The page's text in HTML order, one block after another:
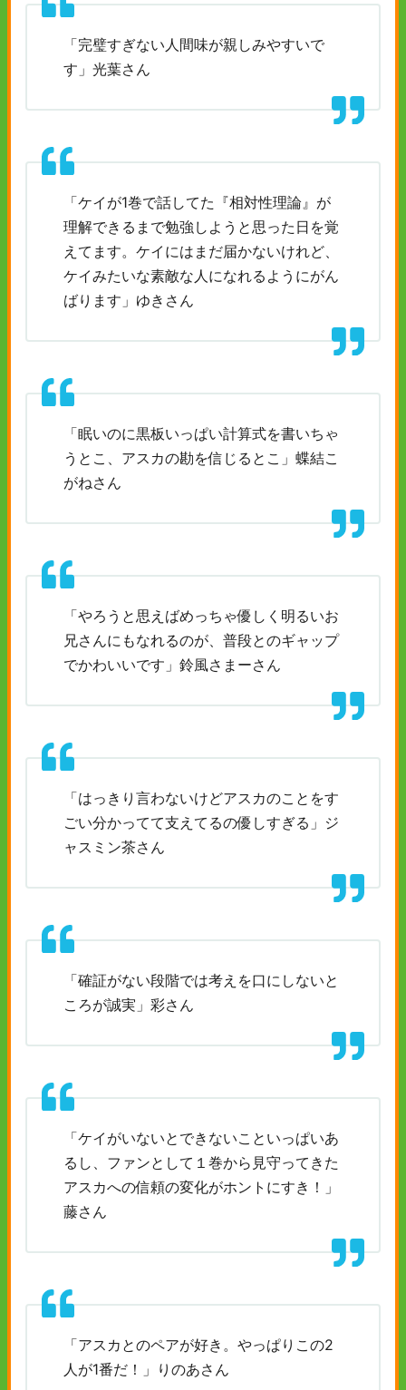
「完璧すぎない人間味が親しみやすいで
す」光葉さん
「ケイが1巻で話してた『相対性理論』が
理解できるまで勉強しようと思った日を覚
えてます。ケイにはまだ届かないけれど、
ケイみたいな素敵な人になれるようにがん
ばります」ゆきさん
「眠いのに黒板いっぱい計算式を書いちゃ
うとこ、アスカの勘を信じるとこ」蝶結こ
がねさん
「やろうと思えばめっちゃ優しく明るいお
兄さんにもなれるのが、普段とのギャップ
でかわいいです」鈴風さまーさん
「はっきり言わないけどアスカのことをす
ごい分かってて支えてるの優しすぎる」ジ
ャスミン茶さん
「確証がない段階では考えを口にしないと
ころが誠実」彩さん
「ケイがいないとできないこといっぱいあ
るし、ファンとして１巻から見守ってきた
アスカへの信頼の変化がホントにすき！」
藤さん
「アスカとのペアが好き。やっぱりこの2
人が1番だ！」りのあさん